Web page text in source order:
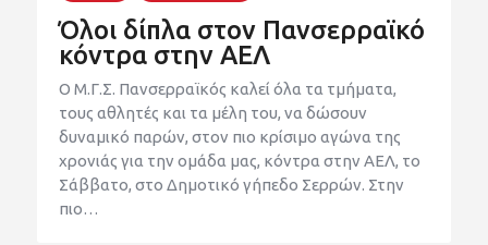
Όλοι δίπλα στον Πανσερραϊκό
κόντρα στην ΑΕΛ
Ο Μ.Γ.Σ. Πανσερραϊκός καλεί όλα τα τμήματα,
τους αθλητές και τα μέλη του, να δώσουν
δυναμικό παρών, στον πιο κρίσιμο αγώνα της
χρονιάς για την ομάδα μας, κόντρα στην ΑΕΛ, το
Σάββατο, στο Δημοτικό γήπεδο Σερρών. Στην
πιο…